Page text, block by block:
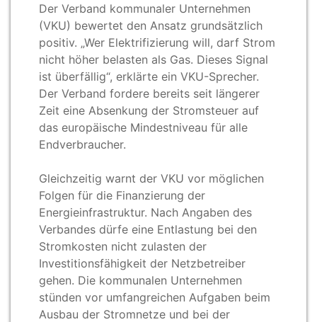
Der Verband kommunaler Unternehmen
(VKU) bewertet den Ansatz grundsätzlich
positiv. „Wer Elektrifizierung will, darf Strom
nicht höher belasten als Gas. Dieses Signal
ist überfällig“, erklärte ein VKU-Sprecher.
Der Verband fordere bereits seit längerer
Zeit eine Absenkung der Stromsteuer auf
das europäische Mindestniveau für alle
Endverbraucher.
Gleichzeitig warnt der VKU vor möglichen
Folgen für die Finanzierung der
Energieinfrastruktur. Nach Angaben des
Verbandes dürfe eine Entlastung bei den
Stromkosten nicht zulasten der
Investitionsfähigkeit der Netzbetreiber
gehen. Die kommunalen Unternehmen
stünden vor umfangreichen Aufgaben beim
Ausbau der Stromnetze und bei der